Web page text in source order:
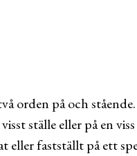
orden på och
ställe eller på en
eller fastställt på ett